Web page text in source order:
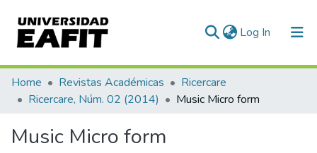
Log In (current)
Communities & Collections
All of DSpace
Statistics
Home Revistas Académicas
Ricercare
Ricercare, Núm. 02 (2014)
Music Micro form
Music Micro form